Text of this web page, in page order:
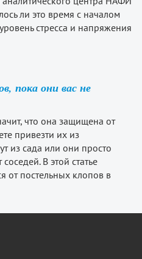
ли это время с началом
стресса и напряжения
пока они вас не
что она защищена от
привезти их из
из сада или они просто
В этой статье
от постельных клопов в